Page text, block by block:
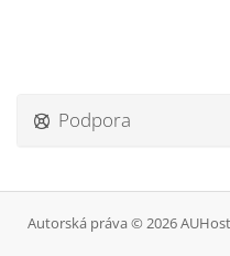
Podpora
Autorská práva © 2026